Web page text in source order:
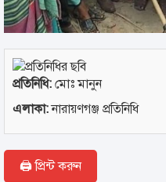
প্রতিনিধি: মোঃ মানুন
এলাকা:নারায়ণগঞ্জ প্রতিনিধি
🖨 প্রিন্ট করুন